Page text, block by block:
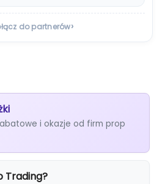
do partnerów›
i okazje od firm prop
Trading?